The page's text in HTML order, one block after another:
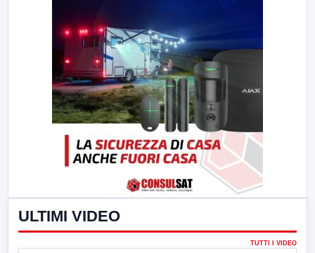
ULTIMI VIDEO
TUTTI I VIDEO